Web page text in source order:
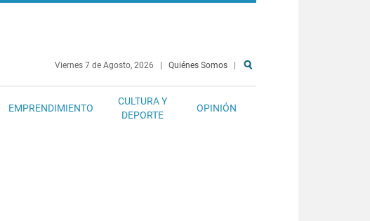
Viernes 7 de Agosto, 2026 Quiénes Somos
EMPRENDIMIENTO
CULTURA Y
DEPORTE
OPINIÓN